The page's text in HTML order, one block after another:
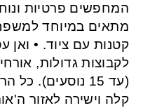
המחפשים פרטיות
מתאים במיוחד
קטנות עם ציוד. • ואן
לקבוצות גדולות,
(עד 15 נוסעים).
קלה וישירה לאזור